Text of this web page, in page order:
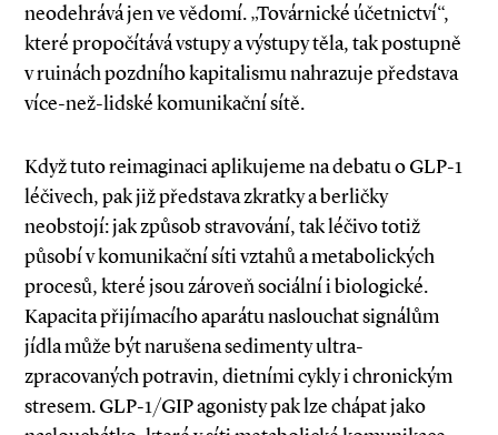
neodehrává jen ve vědomí. „Továrnické účetnictví“,
které propočítává vstupy a výstupy těla, tak postupně
v ruinách pozdního kapitalismu nahrazuje představa
více­-než­-lidské komunikační sítě.
Když tuto reimaginaci aplikujeme na debatu o GLP­-1
léčivech, pak již představa zkratky a berličky
neobstojí: jak způsob stravování, tak léčivo totiž
působí v komunikační síti vztahů a metabolických
procesů, které jsou zároveň sociální i biologické.
Kapacita přijímacího aparátu naslouchat signálům
jídla může být narušena sedimenty ultra­-
zpracovaných potravin, dietními cykly i chronickým
stresem. GLP­-1/GIP agonisty pak lze chápat jako